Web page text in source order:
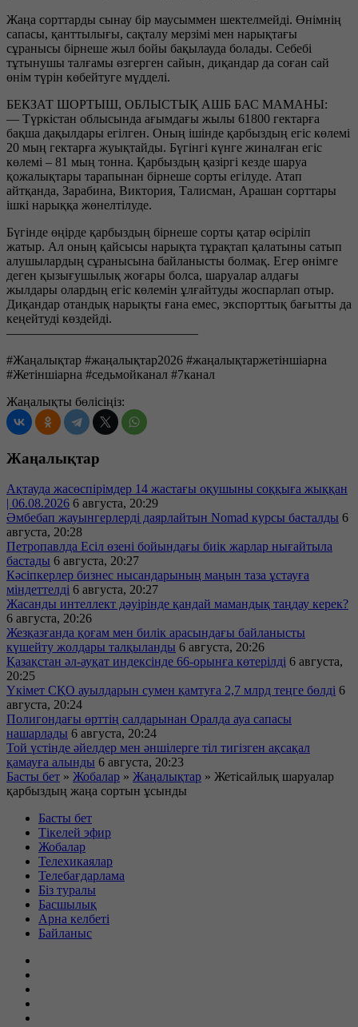
Жаңа сорттарды сынау бір маусыммен шектелмейді. Өнімнің
сапасы, қанттылығы, сақталу мерзімі мен нарықтағы
сұранысы бірнеше жыл бойы бақылауда болады. Себебі
тұтынушы талғамы өзгерген сайын, диқандар да соған сай
өнім түрін көбейтуге мүдделі.
БЕКЗАТ ШОРТЫШ, ОБЛЫСТЫҚ АШБ БАС МАМАНЫ:
— Түркістан облысында ағымдағы жылы 61800 гектарға
бақша дақылдары егілген. Оның ішінде қарбыздың егіс көлемі
20 мың гектарға жуықтайды. Бүгінгі күнге жиналған егіс
көлемі – 81 мың тонна. Қарбыздың қазіргі кезде шаруа
қожалықтары тарапынан бірнеше сорты егілуде. Атап
айтқанда, Зарабина, Виктория, Талисман, Арашан сорттары
ішкі нарыққа жөнелтілуде.
Бүгінде өңірде қарбыздың бірнеше сорты қатар өсіріліп
жатыр. Ал оның қайсысы нарықта тұрақтап қалатыны сатып
алушылардың сұранысына байланысты болмақ. Егер өнімге
деген қызығушылық жоғары болса, шаруалар алдағы
жылдары олардың егіс көлемін ұлғайтуды жоспарлап отыр.
Диқандар отандық нарықты ғана емес, экспорттық бағытты да
кеңейтуді көздейді.
———————————————
#Жаңалықтар #жаңалықтар2026 #жаңалықтаржетіншіарна
#Жетіншіарна #седьмойканал #7канал
Жаңалықты бөлісіңіз:
Жаңалықтар
Ақтауда жасөспірімдер 14 жастағы оқушыны соққыға жыққан
| 06.08.2026 6 августа, 20:29
Әмбебап жауынгерлерді даярлайтын Nomad курсы басталды 6
августа, 20:28
Петропавлда Есіл өзені бойындағы биік жарлар нығайтыла
бастады 6 августа, 20:27
Кәсіпкерлер бизнес нысандарының маңын таза ұстауға
міндеттелді 6 августа, 20:27
Жасанды интеллект дәуірінде қандай мамандық таңдау керек?
6 августа, 20:26
Жезқазғанда қоғам мен билік арасындағы байланысты
күшейту жолдары талқыланды 6 августа, 20:26
Қазақстан әл-ауқат индексінде 66-орынға көтерілді 6 августа,
20:25
Үкімет СҚО ауылдарын сумен қамтуға 2,7 млрд теңге бөлді 6
августа, 20:24
Полигондағы өрттің салдарынан Оралда ауа сапасы
нашарлады 6 августа, 20:24
Той үстінде әйелдер мен әншілерге тіл тигізген ақсақал
қамауға алынды 6 августа, 20:23
Басты бет » Жобалар » Жаңалықтар » Жетісайлық шаруалар
қарбыздың жаңа сортын ұсынды
Басты бет
Тікелей эфир
Жобалар
Телехикаялар
Телебағдарлама
Біз туралы
Басшылық
Арна келбеті
Байланыс